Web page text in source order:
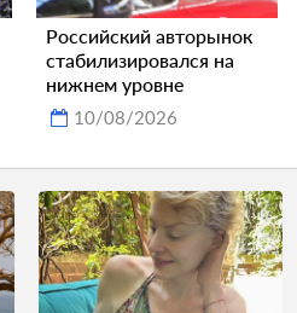
Российский авторынок
стабилизировался на
нижнем уровне
10/08/2026